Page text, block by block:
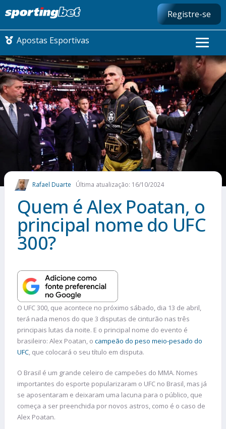
Registre-se
Apostas Esportivas
CONMEBOL LIBERTADORES
FUTEBOL NACIONAL
FUTEBOL INTERNACIONAL
COMO APOSTAR
MAIS ESPORTES
Rafael Duarte Última atualização: 16/10/2024
Quem é Alex Poatan, o
principal nome do UFC
300?
O UFC 300, que acontece no próximo sábado, dia 13 de abril,
terá nada menos do que 3 disputas de cinturão nas três
principais lutas da noite. E o principal nome do evento é
brasileiro: Alex Poatan, o campeão do peso meio-pesado do
UFC, que colocará o seu título em disputa.
O Brasil é um grande celeiro de campeões do MMA. Nomes
importantes do esporte popularizaram o UFC no Brasil, mas já
se aposentaram e deixaram uma lacuna para o público, que
começa a ser preenchida por novos astros, como é o caso de
Alex Poatan.